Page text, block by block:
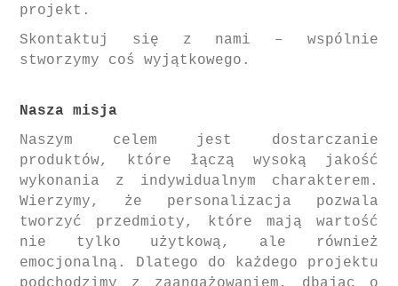
projekt.
Skontaktuj się z nami – wspólnie
stworzymy coś wyjątkowego.
Nasza misja
Naszym celem jest dostarczanie
produktów, które łączą wysoką jakość
wykonania z indywidualnym charakterem.
Wierzymy, że personalizacja pozwala
tworzyć przedmioty, które mają wartość
nie tylko użytkową, ale również
emocjonalną. Dlatego do każdego projektu